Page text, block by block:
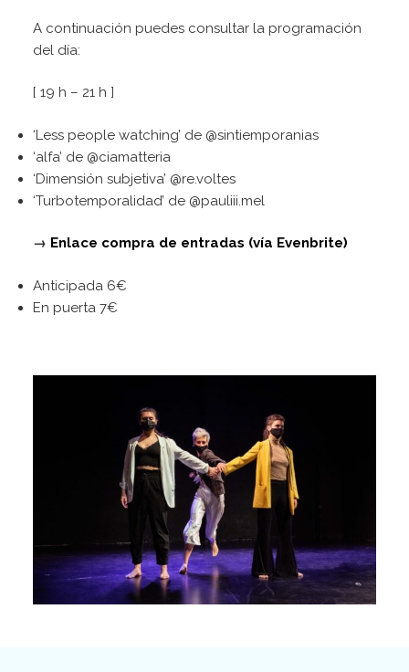
A continuación puedes consultar la programación
del día:
[ 19 h – 21 h ]
‘Less people watching’ de @sintiemporanias
‘alfa’ de @ciamatteria
‘Dimensión subjetiva’ @re.voltes
‘Turbotemporalidad’ de @pauliii.mel
→ Enlace compra de entradas (vía Evenbrite)
Anticipada 6€
En puerta 7€